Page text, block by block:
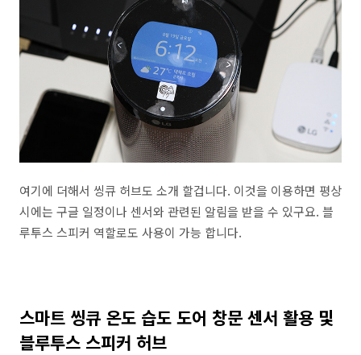
여기에 더해서 씽큐 허브도 소개 할겁니다. 이것을 이용하면 평상
시에는 구글 일정이나 센서와 관련된 알림을 받을 수 있구요. 블
루투스 스피커 역할로도 사용이 가능 합니다.
스마트 씽큐 온도 습도 도어 창문 센서 활용 및
블루투스 스피커 허브